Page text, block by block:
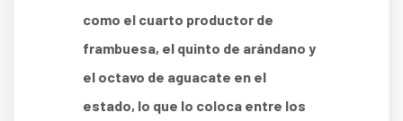
como el cuarto productor de
frambuesa, el quinto de arándano y
el octavo de aguacate en el
estado, lo que lo coloca entre los